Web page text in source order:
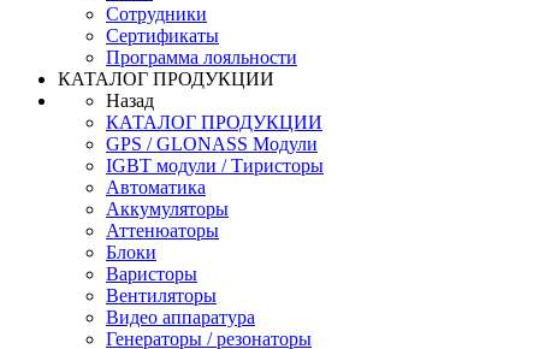
Сотрудники
Сертификаты
Программа лояльности
КАТАЛОГ ПРОДУКЦИИ
Назад
КАТАЛОГ ПРОДУКЦИИ
GPS / GLONASS Модули
IGBT модули / Тиристоры
Автоматика
Аккумуляторы
Аттенюаторы
Блоки
Варисторы
Вентиляторы
Видео аппаратура
Генераторы / резонаторы